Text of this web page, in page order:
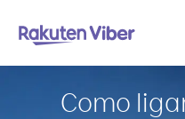
Como